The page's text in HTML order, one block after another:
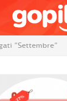
"Settembre"